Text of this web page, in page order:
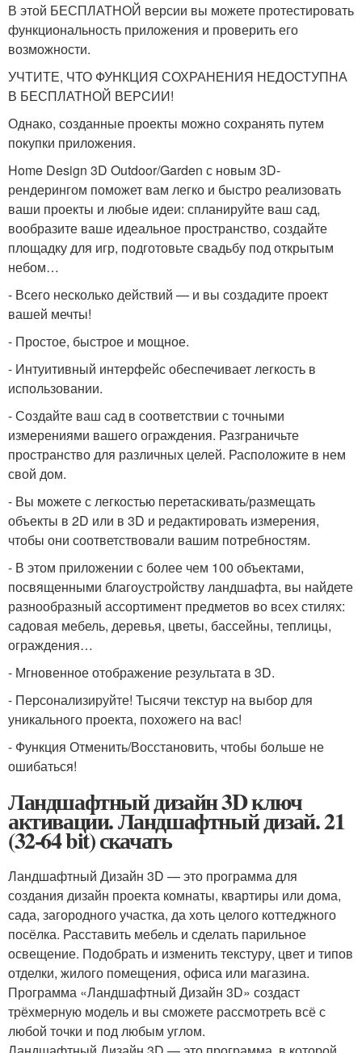
В этой БЕСПЛАТНОЙ версии вы можете протестировать
функциональность приложения и проверить его
возможности.
УЧТИТЕ, ЧТО ФУНКЦИЯ СОХРАНЕНИЯ НЕДОСТУПНА
В БЕСПЛАТНОЙ ВЕРСИИ!
Однако, созданные проекты можно сохранять путем
покупки приложения.
Home Design 3D Outdoor/Garden с новым 3D-
рендерингом поможет вам легко и быстро реализовать
ваши проекты и любые идеи: спланируйте ваш сад,
вообразите ваше идеальное пространство, создайте
площадку для игр, подготовьте свадьбу под открытым
небом…
- Всего несколько действий — и вы создадите проект
вашей мечты!
- Простое, быстрое и мощное.
- Интуитивный интерфейс обеспечивает легкость в
использовании.
- Создайте ваш сад в соответствии с точными
измерениями вашего ограждения. Разграничьте
пространство для различных целей. Расположите в нем
свой дом.
- Вы можете с легкостью перетаскивать/размещать
объекты в 2D или в 3D и редактировать измерения,
чтобы они соответствовали вашим потребностям.
- В этом приложении с более чем 100 объектами,
посвященными благоустройству ландшафта, вы найдете
разнообразный ассортимент предметов во всех стилях:
садовая мебель, деревья, цветы, бассейны, теплицы,
ограждения…
- Мгновенное отображение результата в 3D.
- Персонализируйте! Тысячи текстур на выбор для
уникального проекта, похожего на вас!
- Функция Отменить/Восстановить, чтобы больше не
ошибаться!
Ландшафтный дизайн 3D ключ
активации. Ландшафтный дизай. 21
(32-64 bit) скачать
Ландшафтный Дизайн 3D — это программа для
создания дизайн проекта комнаты, квартиры или дома,
сада, загородного участка, да хоть целого коттеджного
посёлка. Расставить мебель и сделать парильное
освещение. Подобрать и изменить текстуру, цвет и типов
отделки, жилого помещения, офиса или магазина.
Программа «Ландшафтный Дизайн 3D» создаст
трёхмерную модель и вы сможете рассмотреть всё с
любой точки и под любым углом.